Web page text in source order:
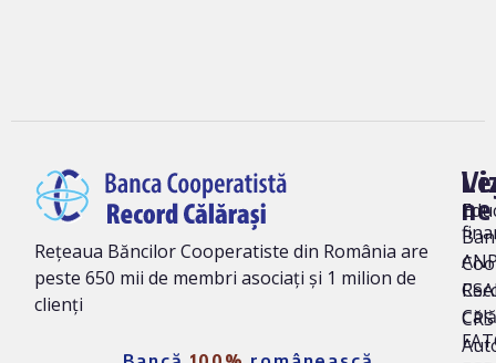
Rețeaua Băncilor Cooperatiste din România are
peste 650 mii de membri asociați și 1 milion de
clienți
ne